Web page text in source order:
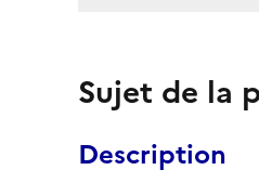
Sujet de la
Description